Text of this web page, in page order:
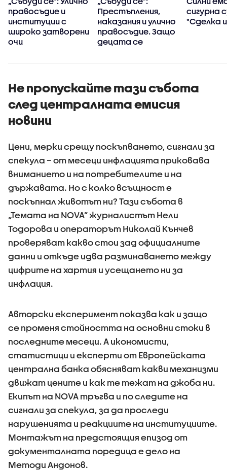
правосъдие и
институции с
широко затворени
очи
Престъпления,
наказания и улично
правосъдие. Защо
децата се
убийци?
сигурна
"Сделка
Не пропускайте тази събота
след централната емисия
новини
Цени, мерки срещу поскъпването, сигнали за
спекула – от месеци инфлацията приковава
вниманието и на потребителите и на
държавата. Но с колко всъщност е
поскъпнал животът ни? Тази събота в
„Темата на NOVA” журналистът Нели
Тодорова и операторът Николай Кънчев
проверяват какво стои зад официалните
данни и откъде идва разминаването между
цифрите на хартия и усещането ни за
инфлация.
Авторски експеримент показва как и защо
се променя стойността на основни стоки в
последните месеци. А икономисти,
статистици и експерти от Европейската
централна банка обясняват какви механизми
движат цените и как те тежат на джоба ни.
Екипът на NOVA тръгва и по следите на
сигнали за спекула, за да проследи
нарушенията и реакциите на институциите.
Монтажът на предстоящия епизод от
документалната поредица е дело на
Методи Андонов.